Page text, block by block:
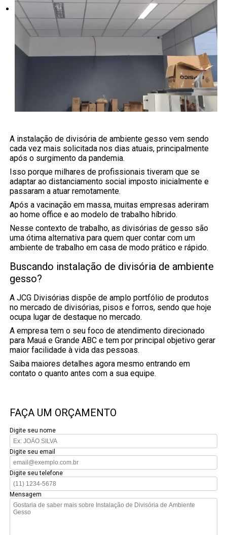
A instalação de divisória de ambiente gesso vem sendo
cada vez mais solicitada nos dias atuais, principalmente
após o surgimento da pandemia.
Isso porque milhares de profissionais tiveram que se
adaptar ao distanciamento social imposto inicialmente e
passaram a atuar remotamente.
Após a vacinação em massa, muitas empresas aderiram
ao home office e ao modelo de trabalho híbrido.
Nesse contexto de trabalho, as divisórias de gesso são
uma ótima alternativa para quem quer contar com um
ambiente de trabalho em casa de modo prático e rápido.
Buscando instalação de divisória de ambiente
gesso?
A JCG Divisórias dispõe de amplo portfólio de produtos
no mercado de divisórias, pisos e forros, sendo que hoje
ocupa lugar de destaque no mercado.
A empresa tem o seu foco de atendimento direcionado
para Mauá e Grande ABC e tem por principal objetivo gerar
maior facilidade à vida das pessoas.
Saiba maiores detalhes agora mesmo entrando em
contato o quanto antes com a sua equipe.
FAÇA UM ORÇAMENTO
Digite seu nome
Digite seu email
Digite seu telefone
Mensagem